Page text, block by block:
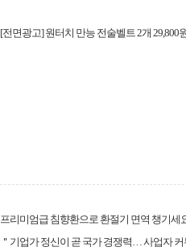
[전면광고] 원터치 만능 전술벨트 2개 29,800
프리미엄급 침향환으로 환절기 면역 챙기세
＂기업가 정신이 곧 국가 경쟁력… 사업자